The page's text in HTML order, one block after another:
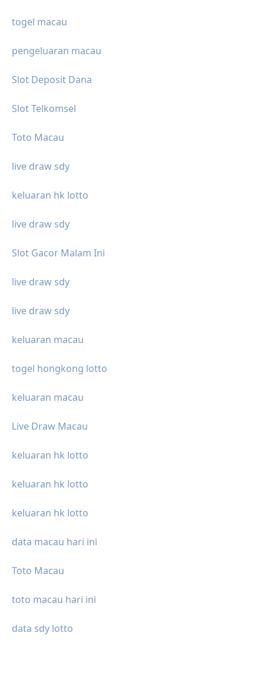
togel macau
pengeluaran macau
Slot Deposit Dana
Slot Telkomsel
Toto Macau
live draw sdy
keluaran hk lotto
live draw sdy
Slot Gacor Malam Ini
live draw sdy
live draw sdy
keluaran macau
togel hongkong lotto
keluaran macau
Live Draw Macau
keluaran hk lotto
keluaran hk lotto
keluaran hk lotto
data macau hari ini
Toto Macau
toto macau hari ini
data sdy lotto